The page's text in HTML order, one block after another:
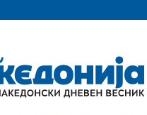
Македонија